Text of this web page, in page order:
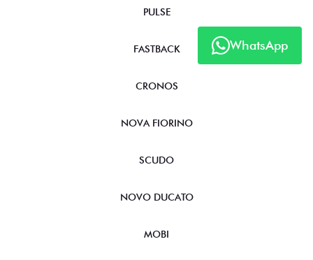
WhatsApp
FASTBACK HYBRID
PULSE
FASTBACK
CRONOS
NOVA FIORINO
SCUDO
NOVO DUCATO